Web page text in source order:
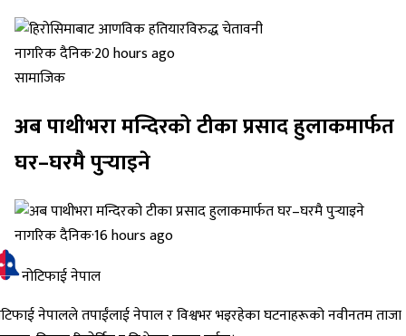
नागरिक दैनिक·20 hours ago
सामाजिक
अब पाथीभरा मन्दिरको टीका प्रसाद हुलाकमार्फत
घर–घरमै पुर्‍याइने
नागरिक दैनिक·16 hours ago
नोटिफाई नेपाल
नेपालले तपाईंलाई नेपाल र विश्वभर भइरहेका घटनाहरूको नवीनतम ताजा